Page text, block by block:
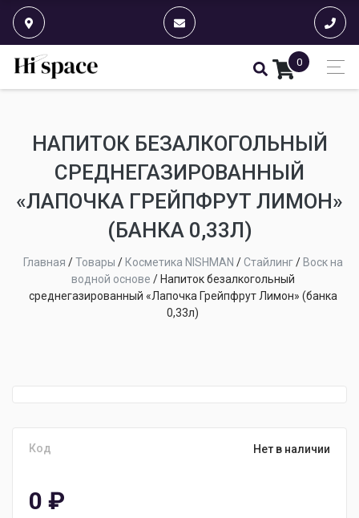
0
НАПИТОК БЕЗАЛКОГОЛЬНЫЙ
СРЕДНЕГАЗИРОВАННЫЙ
«ЛАПОЧКА ГРЕЙПФРУТ ЛИМОН»
(БАНКА 0,33Л)
Главная /Товары / Косметика NISHMAN /Стайлинг/ Воск на
водной основе / Напиток безалкогольный
среднегазированный «Лапочка Грейпфрут Лимон» (банка
0,33л)
Код Нет в наличии
0 ₽